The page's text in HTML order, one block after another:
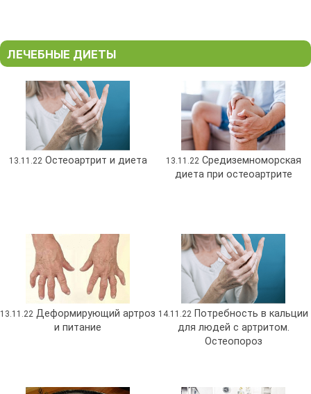
ЛЕЧЕБНЫЕ ДИЕТЫ
13.11.22Остеоартрит и диета 13.11.22Средиземноморская
диета при остеоартрите
13.11.22 Деформирующий артроз
и питание
14.11.22 Потребность в кальции
для людей с артритом.
Остеопороз